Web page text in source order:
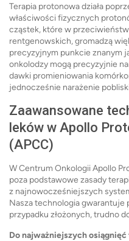
Terapia protonowa działa
właściwości fizycznych
cząstek, które w
rentgenowskich, gromadzą
precyzyjnym punkcie znanym
onkolodzy mogą precyzyjnie
dawki promieniowania
jednocześnie narażenie
Zaawansowane
leków w Apollo
(APCC)
W Centrum Onkologii Apollo
poza podstawowe zasady
z najnowocześniejszych
Nasza technologia
przypadku złożonych, trudno
Do najważniejszych